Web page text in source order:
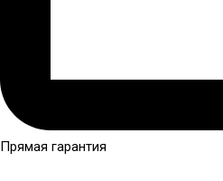
Прямая гарантия